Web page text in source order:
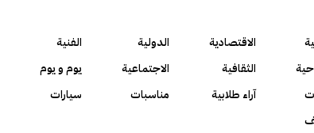
الاقتصادية الدولية الفنية
الثقافية الاجتماعية يوم و يوم
آراء طلابية مناسبات سيارات